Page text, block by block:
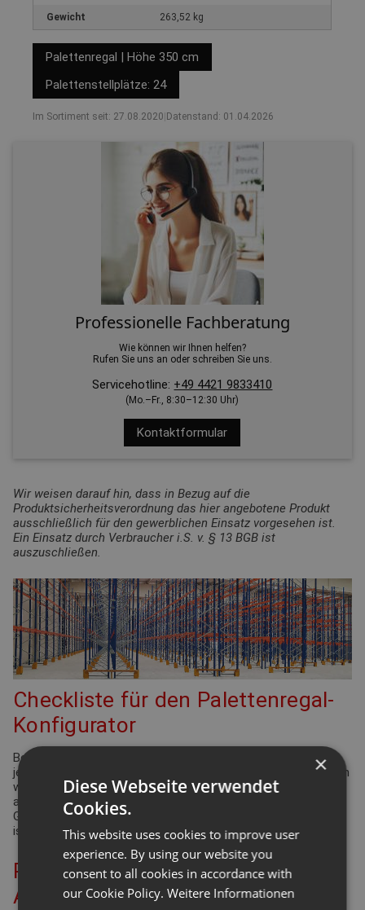
Gewicht 263,52 kg
Palettenregal | Höhe 350 cm
Palettenstellplätze: 24
Im Sortiment seit: 27.08.2020 Datenstand: 01.04.2026
Professionelle Fachberatung
Wie können wir Ihnen helfen?
Rufen Sie uns an oder schreiben Sie uns.
Servicehotline: +49 4421 9833410
(Mo.–Fr., 8:30–12:30 Uhr)
Kontaktformular
Wir weisen darauf hin, dass in Bezug auf die
Produktsicherheitsverordnung das hier angebotene Produkt
ausschließlich für den gewerblichen Einsatz vorgesehen ist.
Ein Einsatz durch Verbraucher i.S. v. § 13 BGB ist
auszuschließen.
Checkliste für den Palettenregal-
Konfigurator
Bei der Planung Ihrer Regalanlage für Palettenregale gibt es
jede Menge Punkte zu überprüfen und einzuhalten. Viele davon
werden durch die Arbeitsstättenverordnung geregelt. Aber
auch Ergonomie und Effizienz spielen eine bedeutende Rolle.
Gleiches gilt für die Funktionsdefinition des Lagers: Wie hoch
ist der Warenumschlag? Wie groß ist die Produktvielfalt?
Planung Ihrer Palettenregal-
Anlage – berücksichtigen Sie die
×
Diese Webseite verwendet
Cookies.
This website uses cookies to improve user
experience. By using our website you
consent to all cookies in accordance with
our Cookie Policy. Weitere Informationen